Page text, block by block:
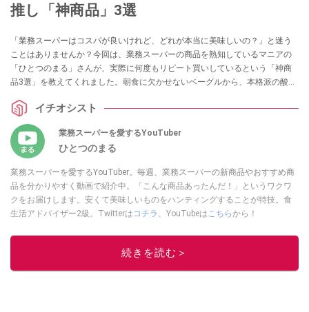
推し「神商品」3選
「業務スーパーはコスパが良いけれど、どれが本当に美味しいの？」と迷う
ことはありませんか？今回は、業務スーパーの商品を熟知しているマニアの
「ひとつのまる」さんが、実際に何度もリピート買いしているという「神商
品3選」を教えてくれました。朝食に欠かせないベーグルから、本格派の酸っ
紹介します。イチオシスト
業務スーパーを愛するYouTuber
ひとつのまる
業務スーパーを愛するYouTuber。毎週、業務スーパーの新商品やおすすめ商
品を分かりやすく動画で紹介中。「こんな商品あったんだ！」というワクワ
クをお届けします。安くて美味しいものをハンティングすることが特技。食
生活アドバイザー2級。Twitterは コチラ 、YouTubeはこちらから！
このイチオシストの他の記事を読む
続きを読む＞